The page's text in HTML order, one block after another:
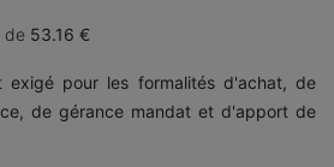
de 53.16 €
exigé pour les formalités d'achat, de
de gérance mandat et d'apport de